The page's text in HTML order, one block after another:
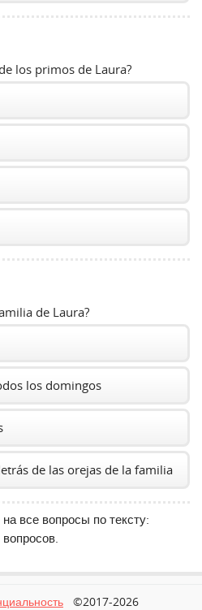
los primos de Laura?
de Laura?
los domingos
de las orejas de la familia
все вопросы по тексту:
вопросов.
©2017-2026